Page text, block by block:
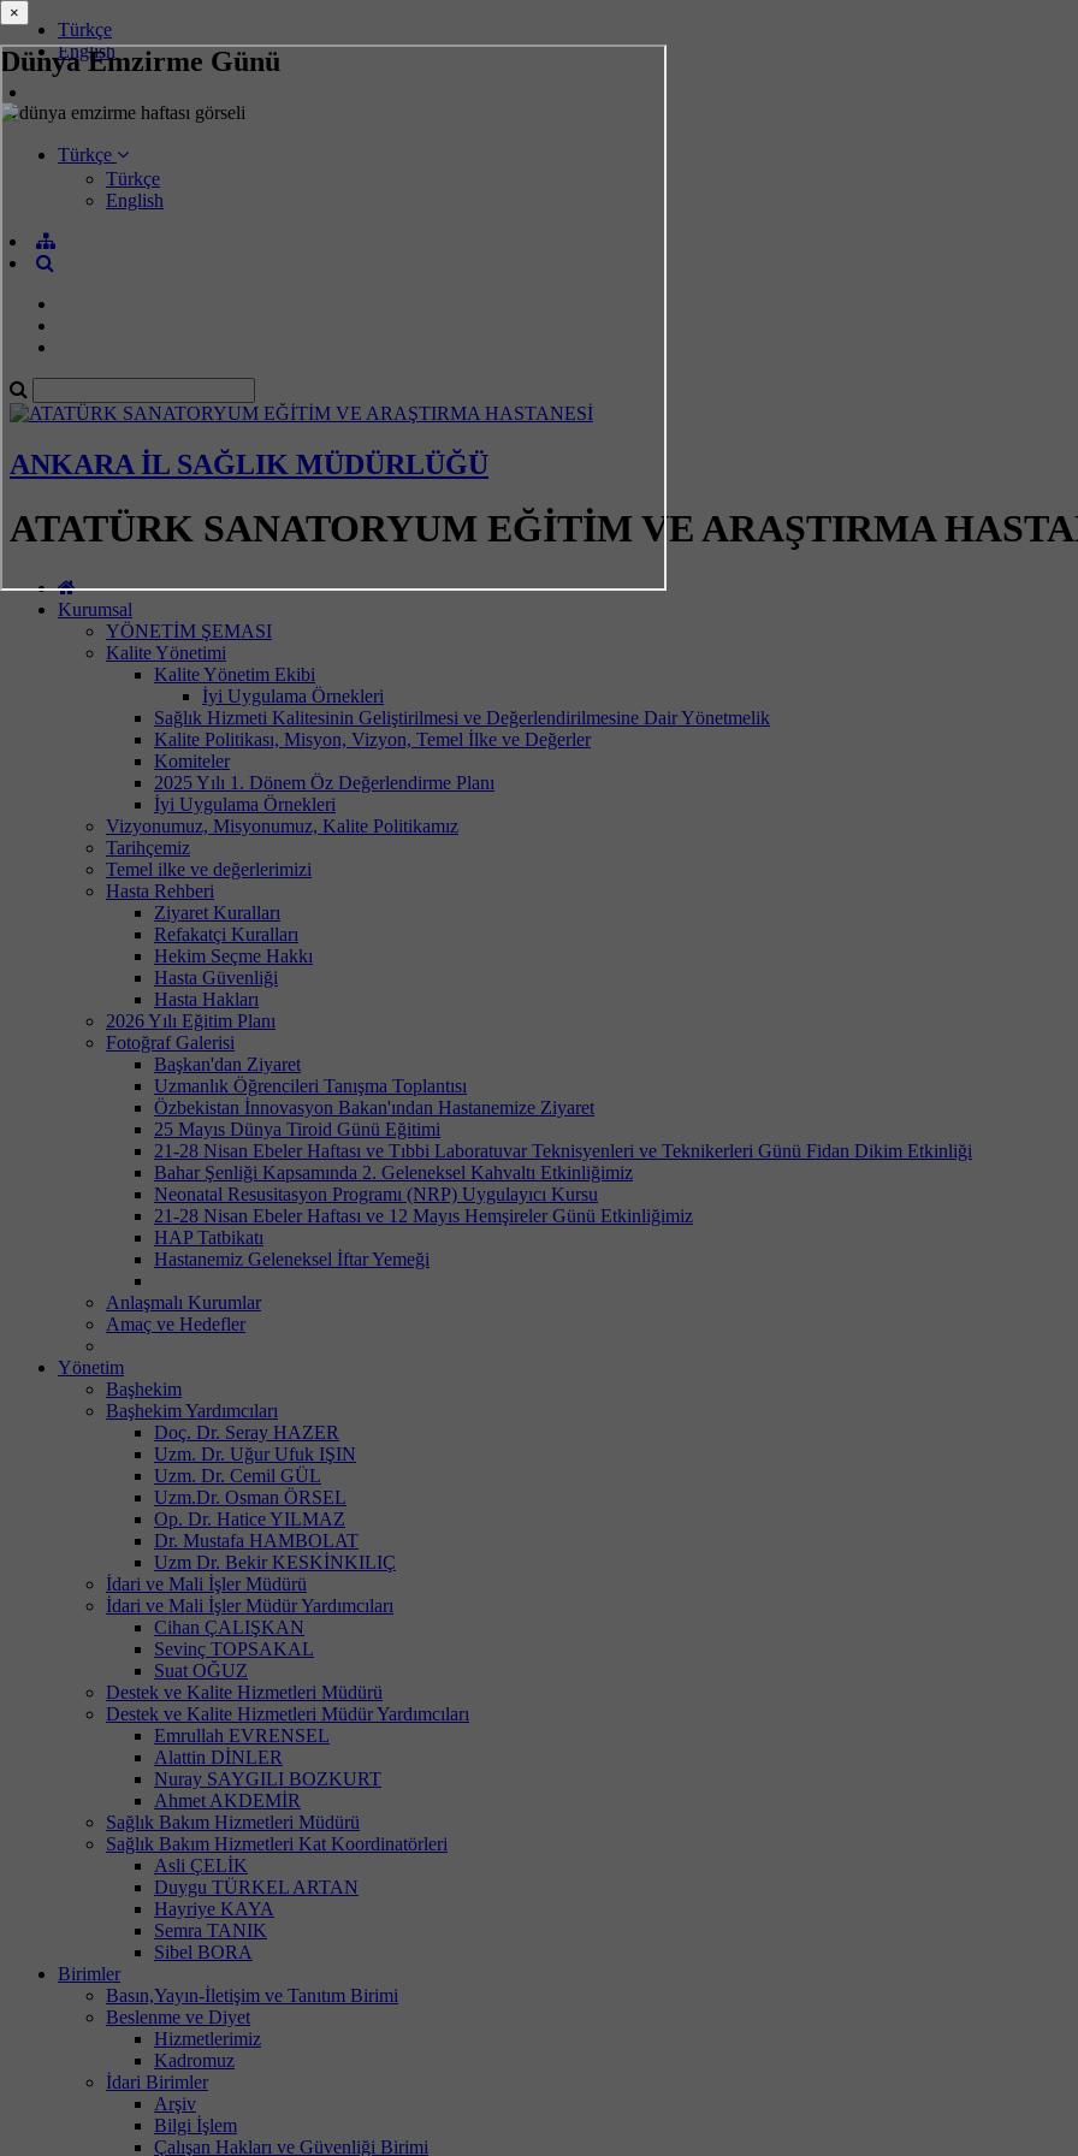
Dünya Emzirme Günü
Türkçe
English
Türkçe
Türkçe
English
ANKARA İL SAĞLIK MÜDÜRLÜĞÜ
ATATÜRK SANATORYUM EĞİTİM VE ARAŞTIRMA
Kurumsal
YÖNETİM ŞEMASI
Kalite Yönetimi
Kalite Yönetim Ekibi
İyi Uygulama Örnekleri
Sağlık Hizmeti Kalitesinin Geliştirilmesi ve Değerlendirilmesine Dair Yönetmelik
Kalite Politikası, Misyon, Vizyon, Temel İlke ve Değerler
Komiteler
2025 Yılı 1. Dönem Öz Değerlendirme Planı
İyi Uygulama Örnekleri
Vizyonumuz, Misyonumuz, Kalite Politikamız
Tarihçemiz
Temel ilke ve değerlerimizi
Hasta Rehberi
Ziyaret Kuralları
Refakatçi Kuralları
Hekim Seçme Hakkı
Hasta Güvenliği
Hasta Hakları
2026 Yılı Eğitim Planı
Fotoğraf Galerisi
Başkan'dan Ziyaret
Uzmanlık Öğrencileri Tanışma Toplantısı
Özbekistan İnnovasyon Bakan'ından Hastanemize Ziyaret
25 Mayıs Dünya Tiroid Günü Eğitimi
21-28 Nisan Ebeler Haftası ve Tıbbi Laboratuvar Teknisyenleri ve Teknikerleri Günü Fidan Dikim Etkinliği
Bahar Şenliği Kapsamında 2. Geleneksel Kahvaltı Etkinliğimiz
Neonatal Resusitasyon Programı (NRP) Uygulayıcı Kursu
21-28 Nisan Ebeler Haftası ve 12 Mayıs Hemşireler Günü Etkinliğimiz
HAP Tatbikatı
Hastanemiz Geleneksel İftar Yemeği
Anlaşmalı Kurumlar
Amaç ve Hedefler
Yönetim
Başhekim
Başhekim Yardımcıları
Doç. Dr. Seray HAZER
Uzm. Dr. Uğur Ufuk IŞIN
Uzm. Dr. Cemil GÜL
Uzm.Dr. Osman ÖRSEL
Op. Dr. Hatice YILMAZ
Dr. Mustafa HAMBOLAT
Uzm Dr. Bekir KESKİNKILIÇ
İdari ve Mali İşler Müdürü
İdari ve Mali İşler Müdür Yardımcıları
Cihan ÇALIŞKAN
Sevinç TOPSAKAL
Suat OĞUZ
Destek ve Kalite Hizmetleri Müdürü
Destek ve Kalite Hizmetleri Müdür Yardımcıları
Emrullah EVRENSEL
Alattin DİNLER
Nuray SAYGILI BOZKURT
Ahmet AKDEMİR
Sağlık Bakım Hizmetleri Müdürü
Sağlık Bakım Hizmetleri Kat Koordinatörleri
Asli ÇELİK
Duygu TÜRKEL ARTAN
Hayriye KAYA
Semra TANIK
Sibel BORA
Birimler
Basın,Yayın-İletişim ve Tanıtım Birimi
Beslenme ve Diyet
Hizmetlerimiz
Kadromuz
İdari Birimler
Arşiv
Bilgi İşlem
Çalışan Hakları ve Güvenliği Birimi
×